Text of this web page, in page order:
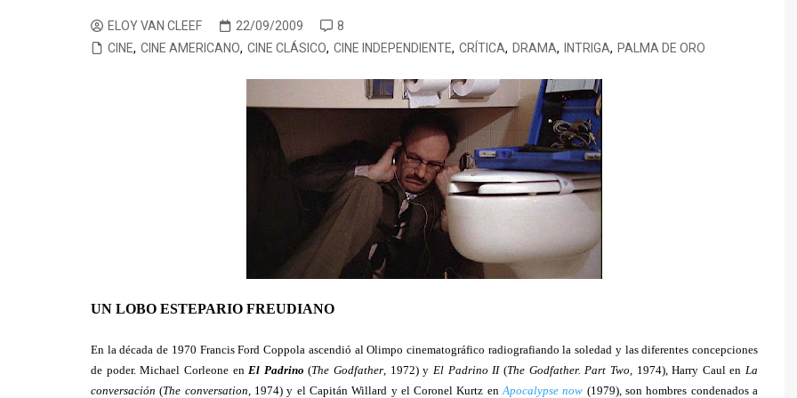
CINE BRASILEÑO
CINE MEXICANO
CINE ORIENTAL
CORTOMETRAJES
THE BEAR
BREAKING BAD
CALIFORNICATION
COMMUNITY
CÓMO CONOCÍ A VUESTRA
MADRE
DARK
EL MINISTERIO DEL TIEMPO
EUPHORIA
HOMELAND
JUEGO DE TRONOS
COMEDIA
CÓMIC
DOCUMENTAL
EXPERIMENTAL
ÉPOCA
ERÓTICO
FANTASÍA
HISTÓRICA
MÚSICA
WESTERN
VALENCIA
FESTIVAL DE CINE ITALIANO
DE MADRID
FESTIVAL DE SERIES DE
MADRID
ELOY VAN CLEEF 22/09/2009
8
CINE, CINE AMERICANO, CINE CLÁSICO, CINE INDEPENDIENTE, CRÍTICA, DRAMA, INTRIGA, PALMA DE ORO
UN LOBO ESTEPARIO FREUDIANO
En la década de 1970 Francis Ford Coppola ascendió al Olimpo cinematográfico radiografiando la soledad y las diferentes concepciones
de poder. Michael Corleone enEl Padrino(The Godfather, 1972) yEl Padrino II (The Godfather. Part Two, 1974), Harry Caul enLa
conversación(The conversation, 1974) y el Capitán Willard y el Coronel Kurtz en Apocalypse now (1979), son hombres condenados a